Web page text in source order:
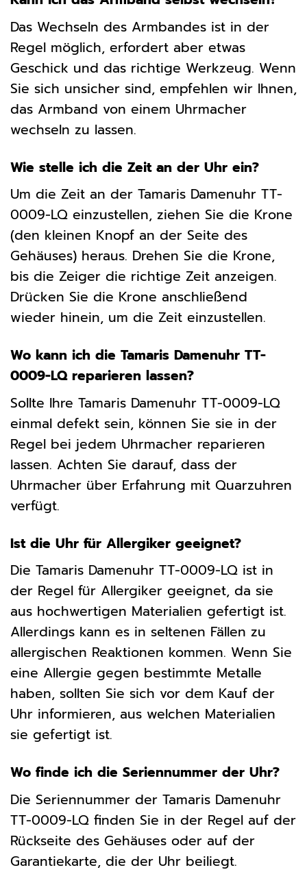
Das Wechseln des Armbandes ist in der
Regel möglich, erfordert aber etwas
Geschick und das richtige Werkzeug. Wenn
Sie sich unsicher sind, empfehlen wir Ihnen,
das Armband von einem Uhrmacher
wechseln zu lassen.
Wie stelle ich die Zeit an der Uhr ein?
Um die Zeit an der Tamaris Damenuhr TT-
0009-LQ einzustellen, ziehen Sie die Krone
(den kleinen Knopf an der Seite des
Gehäuses) heraus. Drehen Sie die Krone,
bis die Zeiger die richtige Zeit anzeigen.
Drücken Sie die Krone anschließend
wieder hinein, um die Zeit einzustellen.
Wo kann ich die Tamaris Damenuhr TT-
0009-LQ reparieren lassen?
Sollte Ihre Tamaris Damenuhr TT-0009-LQ
einmal defekt sein, können Sie sie in der
Regel bei jedem Uhrmacher reparieren
lassen. Achten Sie darauf, dass der
Uhrmacher über Erfahrung mit Quarzuhren
verfügt.
Ist die Uhr für Allergiker geeignet?
Die Tamaris Damenuhr TT-0009-LQ ist in
der Regel für Allergiker geeignet, da sie
aus hochwertigen Materialien gefertigt ist.
Allerdings kann es in seltenen Fällen zu
allergischen Reaktionen kommen. Wenn Sie
eine Allergie gegen bestimmte Metalle
haben, sollten Sie sich vor dem Kauf der
Uhr informieren, aus welchen Materialien
sie gefertigt ist.
Wo finde ich die Seriennummer der Uhr?
Die Seriennummer der Tamaris Damenuhr
TT-0009-LQ finden Sie in der Regel auf der
Rückseite des Gehäuses oder auf der
Garantiekarte, die der Uhr beiliegt.